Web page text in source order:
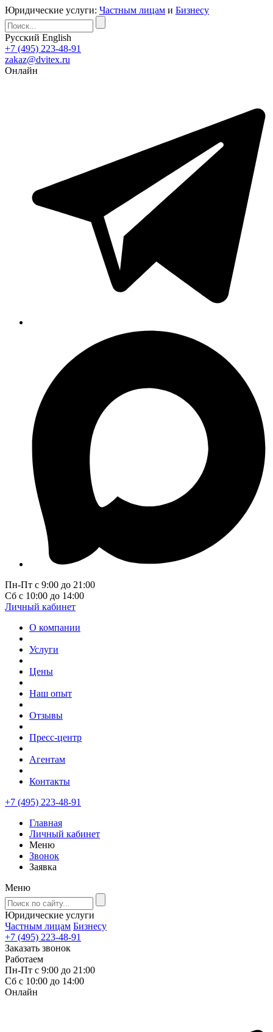
Юридические услуги: Частным лицам и Бизнесу
Русский English
+7 (495) 223-48-91
zakaz@dvitex.ru
Онлайн
Пн-Пт с 9:00 до 21:00
Сб с 10:00 до 14:00
Личный кабинет
О компании
Услуги
Цены
Наш опыт
Отзывы
Пресс-центр
Агентам
Контакты
+7 (495) 223-48-91
Главная
Личный кабинет
Меню
Звонок
Заявка
Меню
Юридические услуги
Частным лицам Бизнесу
+7 (495) 223-48-91
Заказать звонок
Работаем
Пн-Пт с 9:00 до 21:00
Сб с 10:00 до 14:00
Онлайн